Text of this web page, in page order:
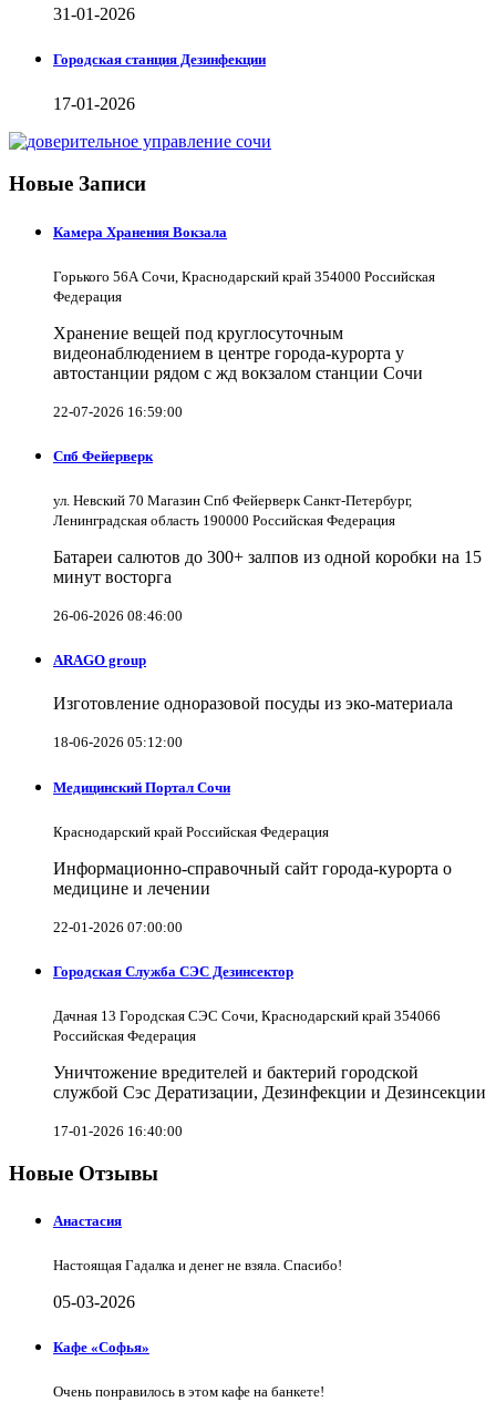
31-01-2026
Городская станция Дезинфекции
17-01-2026
Новые Записи
Камера Хранения Вокзала
Горького 56А Сочи, Краснодарский край 354000 Российская
Федерация
Хранение вещей под круглосуточным
видеонаблюдением в центре города-курорта у
автостанции рядом с жд вокзалом станции Сочи
22-07-2026 16:59:00
Спб Фейерверк
ул. Невский 70 Магазин Спб Фейерверк Санкт-Петербург,
Ленинградская область 190000 Российская Федерация
Батареи салютов до 300+ залпов из одной коробки на 15
минут восторга
26-06-2026 08:46:00
ARAGO group
Изготовление одноразовой посуды из эко-материала
18-06-2026 05:12:00
Медицинский Портал Сочи
Краснодарский край Российская Федерация
Информационно-справочный сайт города-курорта о
медицине и лечении
22-01-2026 07:00:00
Городская Служба СЭС Дезинсектор
Дачная 13 Городская СЭС Сочи, Краснодарский край 354066
Российская Федерация
Уничтожение вредителей и бактерий городской
службой Сэс Дератизации, Дезинфекции и Дезинсекции
17-01-2026 16:40:00
Новые Отзывы
Анастасия
Настоящая Гадалка и денег не взяла. Спасибо!
05-03-2026
Кафе «Софья»
Очень понравилось в этом кафе на банкете!